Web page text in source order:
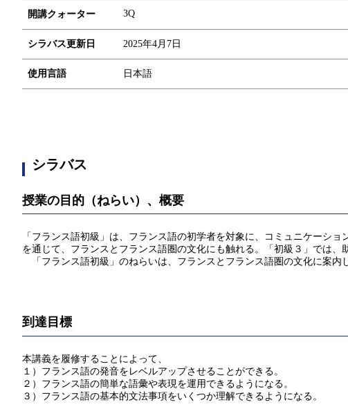
開講クォーター 3Q
シラバス更新日 2025年4月7日
使用言語 日本語
シラバス
授業の目的（ねらい）、概要
「フランス語初級」は、フランス語の初学者を対象に、コミュニケーシ
を通じて、フランスとフランス語圏の文化にも触れる。「初級３」では
「フランス語初級」のねらいは、フランスとフランス語圏の文化に案内
到達目標
本講義を履修することによって、
１）フランス語の発音をレベルアップさせることができる。
２）フランス語の簡単な語彙や表現を運用できるようになる。
３）フランス語の基本的文法事項をいくつか理解できるようになる。